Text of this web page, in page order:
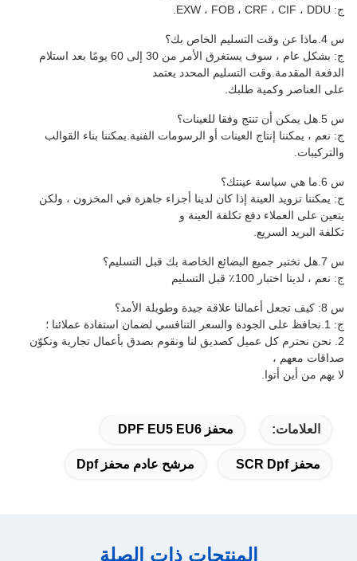
ج: EXW ، FOB ، CRF ، CIF ، DDU.
س 4.ماذا عن وقت التسليم الخاص بك؟
ج: بشكل عام ، سوف يستغرق الأمر من 30 إلى 60 يومًا بعد استلام
الدفعة المقدمة.وقت التسليم المحدد يعتمد
على العناصر وكمية طلبك.
س 5.هل يمكن أن تنتج وفقا للعينات؟
ج: نعم ، يمكننا إنتاج العينات أو الرسومات الفنية.يمكننا بناء القوالب
والتركيبات.
س 6.ما هي سياسة عينتك؟
ج: يمكننا تزويد العينة إذا كان لدينا أجزاء جاهزة في المخزون ، ولكن
يتعين على العملاء دفع تكلفة العينة و
تكلفة البريد السريع.
س 7.هل تختبر جميع البضائع الخاصة بك قبل التسليم؟
ج: نعم ، لدينا اختبار 100٪ قبل التسليم
س 8: كيف تجعل أعمالنا علاقة جيدة وطويلة الأمد؟
ج: 1.نحافظ على الجودة والسعر التنافسي لضمان استفادة عملائنا ؛
2. نحن نحترم كل عميل كصديق لنا ونقوم بصدق بأعمال تجارية ونكوّن
صداقات معهم ،
لا يهم من أين أتوا.
العلامات: محفز DPF EU5 EU6
محفز SCR Dpf مرشح عادم محفز Dpf
المنتجات ذات الصلة